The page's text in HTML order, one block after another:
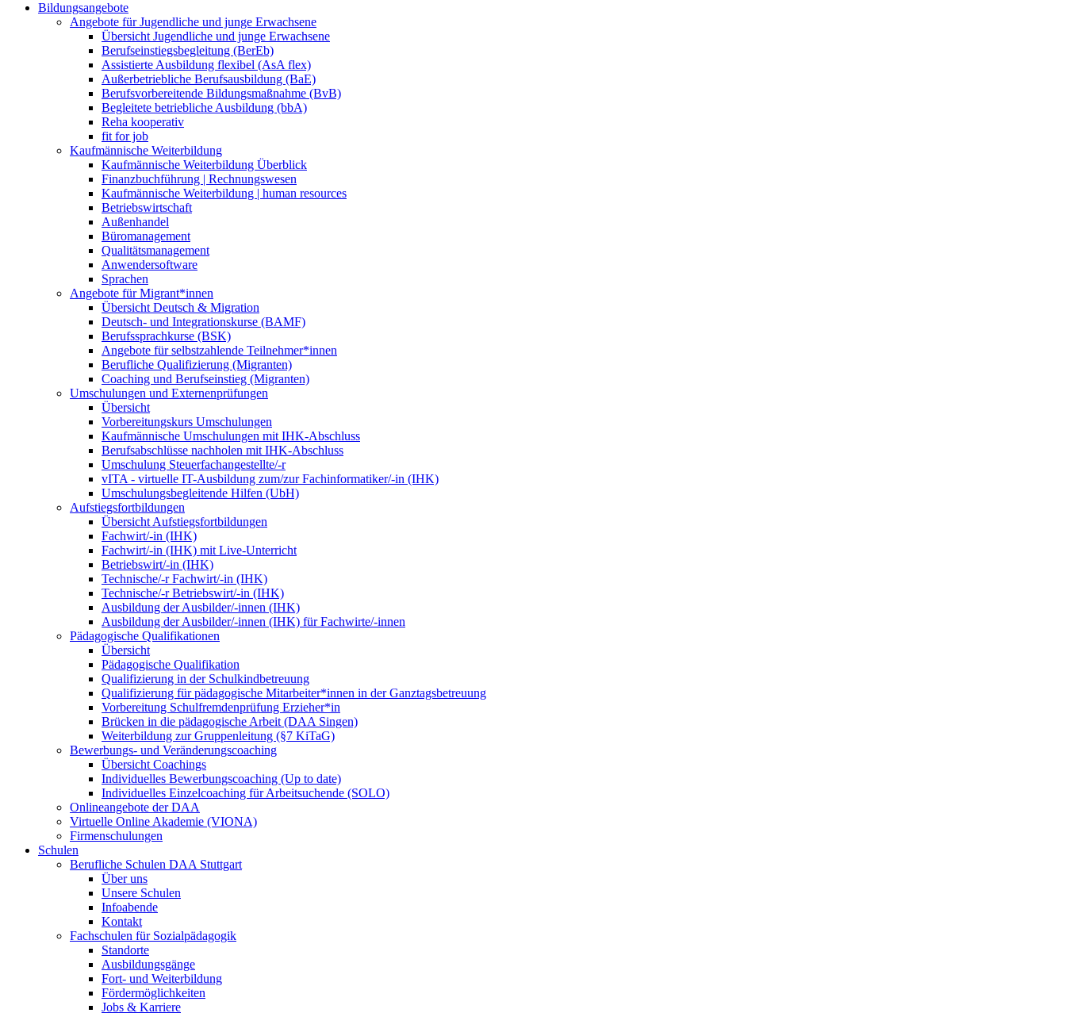
Bildungsangebote
Angebote für Jugendliche und junge Erwachsene
Übersicht Jugendliche und junge Erwachsene
Berufseinstiegsbegleitung (BerEb)
Assistierte Ausbildung flexibel (AsA flex)
Außerbetriebliche Berufsausbildung (BaE)
Berufsvorbereitende Bildungsmaßnahme (BvB)
Begleitete betriebliche Ausbildung (bbA)
Reha kooperativ
fit for job
Kaufmännische Weiterbildung
Kaufmännische Weiterbildung Überblick
Finanzbuchführung | Rechnungswesen
Kaufmännische Weiterbildung | human resources
Betriebswirtschaft
Außenhandel
Büromanagement
Qualitätsmanagement
Anwendersoftware
Sprachen
Angebote für Migrant*innen
Übersicht Deutsch & Migration
Deutsch- und Integrationskurse (BAMF)
Berufssprachkurse (BSK)
Angebote für selbstzahlende Teilnehmer*innen
Berufliche Qualifizierung (Migranten)
Coaching und Berufseinstieg (Migranten)
Umschulungen und Externenprüfungen
Übersicht
Vorbereitungskurs Umschulungen
Kaufmännische Umschulungen mit IHK-Abschluss
Berufsabschlüsse nachholen mit IHK-Abschluss
Umschulung Steuerfachangestellte/-r
vITA - virtuelle IT-Ausbildung zum/zur Fachinformatiker/-in (IHK)
Umschulungsbegleitende Hilfen (UbH)
Aufstiegsfortbildungen
Übersicht Aufstiegsfortbildungen
Fachwirt/-in (IHK)
Fachwirt/-in (IHK) mit Live-Unterricht
Betriebswirt/-in (IHK)
Technische/-r Fachwirt/-in (IHK)
Technische/-r Betriebswirt/-in (IHK)
Ausbildung der Ausbilder/-innen (IHK)
Ausbildung der Ausbilder/-innen (IHK) für Fachwirte/-innen
Pädagogische Qualifikationen
Übersicht
Pädagogische Qualifikation
Qualifizierung in der Schulkindbetreuung
Qualifizierung für pädagogische Mitarbeiter*innen in der Ganztagsbetreuung
Vorbereitung Schulfremdenprüfung Erzieher*in
Brücken in die pädagogische Arbeit (DAA Singen)
Weiterbildung zur Gruppenleitung (§7 KiTaG)
Bewerbungs- und Veränderungscoaching
Übersicht Coachings
Individuelles Bewerbungscoaching (Up to date)
Individuelles Einzelcoaching für Arbeitsuchende (SOLO)
Onlineangebote der DAA
Virtuelle Online Akademie (VIONA)
Firmenschulungen
Schulen
Berufliche Schulen DAA Stuttgart
Über uns
Unsere Schulen
Infoabende
Kontakt
Fachschulen für Sozialpädagogik
Standorte
Ausbildungsgänge
Fort- und Weiterbildung
Fördermöglichkeiten
Jobs & Karriere